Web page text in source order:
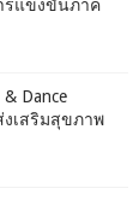
รแข่งขันภาค
Dance
งเสริมสุขภาพ